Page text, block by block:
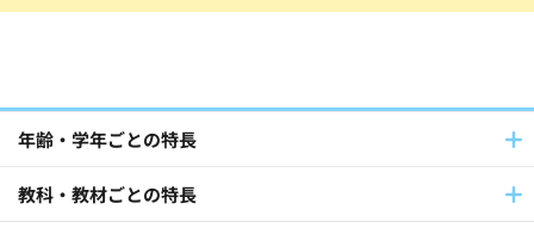
年齢・学年ごとの特長
教科・教材ごとの特長